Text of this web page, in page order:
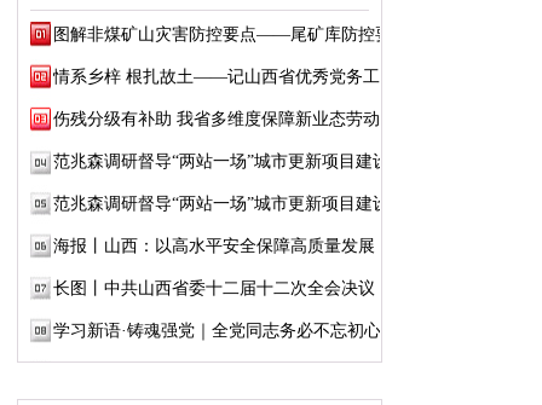
图解非煤矿山灾害防控要点——尾矿库防控要点
情系乡梓 根扎故土——记山西省优秀党务工作...
伤残分级有补助 我省多维度保障新业态劳动者...
范兆森调研督导“两站一场”城市更新项目建设
范兆森调研督导“两站一场”城市更新项目建设
海报丨山西：以高水平安全保障高质量发展
长图丨中共山西省委十二届十二次全会决议
学习新语·铸魂强党｜全党同志务必不忘初心、...